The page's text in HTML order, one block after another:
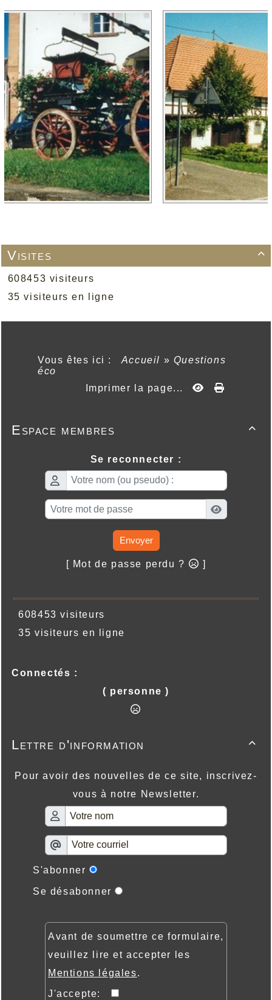

Visites
608453 visiteurs
35 visiteurs en ligne
Vous êtes ici : Accueil » Questions
éco
Imprimer la page...

Espace membres
Se reconnecter :
Envoyer
[ Mot de passe perdu ? ]
608453 visiteurs
35 visiteurs en ligne
Connectés :
( personne )

Lettre d'information
Pour avoir des nouvelles de ce site, inscrivez-
vous à notre Newsletter.
S'abonner
Se désabonner
Avant de soumettre ce formulaire,
veuillez lire et accepter les
Mentions légales.
J'accepte: